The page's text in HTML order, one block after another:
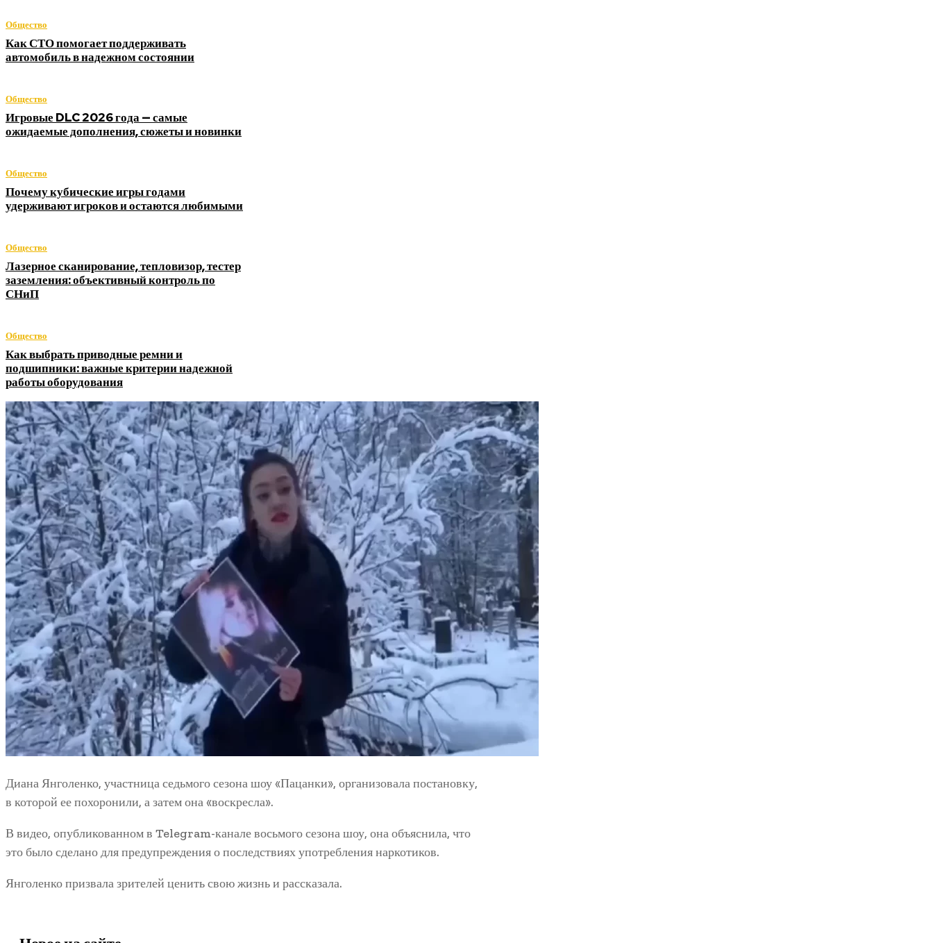
Общество
Как СТО помогает поддерживать
автомобиль в надежном состоянии
Общество
Игровые DLC 2026 года — самые
ожидаемые дополнения, сюжеты и новинки
Общество
Почему кубические игры годами
удерживают игроков и остаются любимыми
Общество
Лазерное сканирование, тепловизор, тестер
заземления: объективный контроль по
СНиП
Общество
Как выбрать приводные ремни и
подшипники: важные критерии надежной
работы оборудования
Диана Янголенко, участница седьмого сезона шоу «Пацанки», организовала постановку,
в которой ее похоронили, а затем она «воскресла».
В видео, опубликованном в Telegram-канале восьмого сезона шоу, она объяснила, что
это было сделано для предупреждения о последствиях употребления наркотиков.
Янголенко призвала зрителей ценить свою жизнь и рассказала.